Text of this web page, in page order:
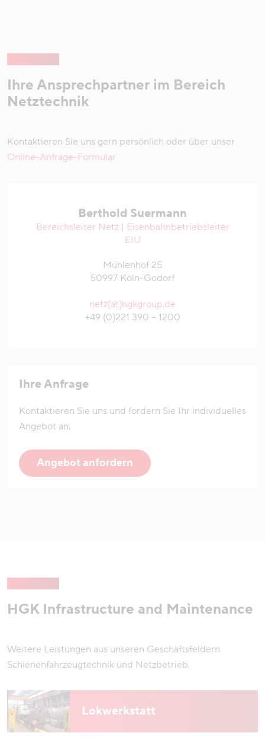
Ihre Ansprechpartner im Bereich
Netztechnik
Kontaktieren Sie uns gern persönlich oder über unser
Online-Anfrage-Formular
Berthold Suermann
Bereichsleiter Netz | Eisenbahnbetriebsleiter
EIU
Mühlenhof 25
50997 Köln-Godorf
netz(at)hgkgroup.de
+49 (0)221 390 – 1200
Ihre Anfrage
Kontaktieren Sie uns und fordern Sie Ihr individuelles
Angebot an.
Angebot anfordern
HGK Infrastructure and Maintenance
Weitere Leistungen aus unseren Geschäftsfeldern
Schienenfahrzeugtechnik und Netzbetrieb.
Lokwerkstatt